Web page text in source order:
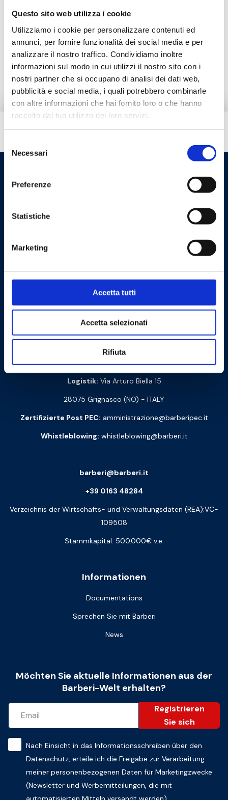
Questo sito web utilizza i cookie
Utilizziamo i cookie per personalizzare contenuti ed
annunci, per fornire funzionalità dei social media e per
analizzare il nostro traffico. Condividiamo inoltre
informazioni sul modo in cui utilizzi il nostro sito con i
nostri partner che si occupano di analisi dei dati web,
pubblicità e social media, i quali potrebbero combinarle
con altre informazioni che hai fornito loro o che hanno
raccolto dal tuo utilizzo dei loro servizi.
delNecessari
Preferenze
Statistiche
Marketing
Accetta tutti
Accetta selezionati
Rifiuta
Dokumentation
Zubehör
Brauchen Sie Hilfe?
Kontakt
Barberi Rubinetterie Industriali S.r.l. Einpersonengesellschaft
Steuernummer und UstIdNr: 00252070024
Via Monte Fenera, 7 - 13018 Valduggia (VC) - ITALIEN
Logistik: Via Arturo Biella 15
28075 Grignasco (NO) - ITALY
Zertifizierte Post PEC: amministrazione@barberipec.it
Whistleblowing: whistleblowing@barberi.it
Informationen
Documentations
Sprechen Sie mit Barberi
News
barberi@barberi.it
+39 0163 48284
Verzeichnis der Wirtschafts- und Verwaltungsdaten (REA):VC-
109508
Stammkapital: 500.000€ v.e.
Möchten Sie aktuelle Informationen aus der
Barberi-Welt erhalten?
Registrieren
Sie sich
Nach Einsicht in das Informationsschreiben über den
Datenschutz, erteile ich die Freigabe zur Verarbeitung
meiner personenbezogenen Daten für Marketingzwecke
(Newsletter und Werbemitteilungen, die mit